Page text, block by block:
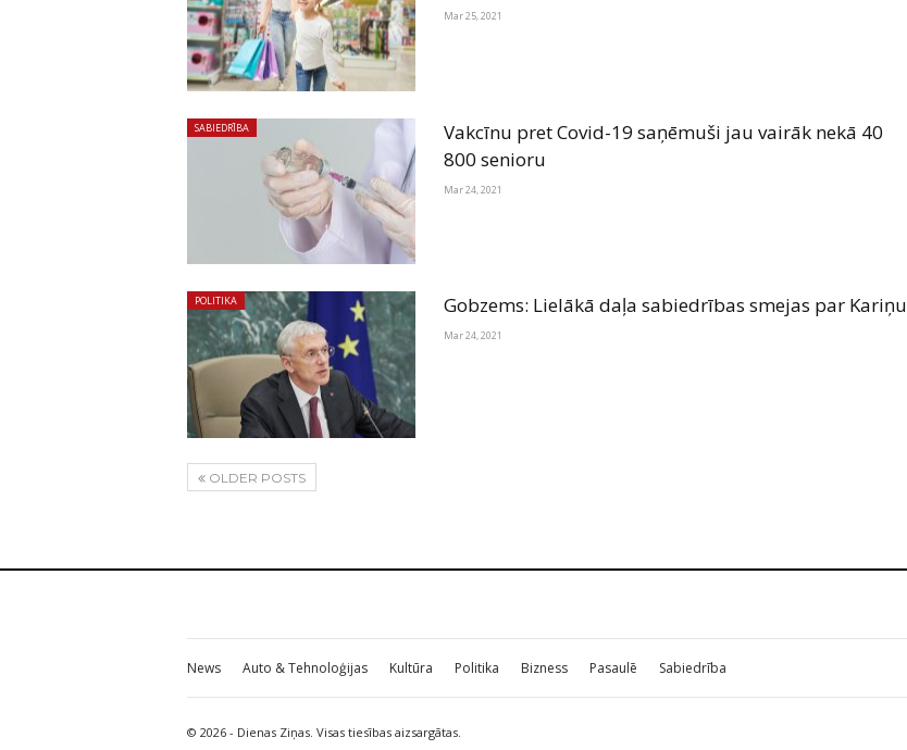
Mar 25, 2021
SABIEDRĪBA
Vakcīnu pret Covid-19 saņēmuši jau vairāk nekā 40
800 senioru
Mar 24, 2021
POLITIKA Gobzems: Lielākā daļa sabiedrības smejas par Kariņu
Mar 24, 2021
OLDER POSTS
News Auto & Tehnoloģijas Kultūra Politika Bizness Pasaulē Sabiedrība
© 2026 - Dienas Ziņas. Visas tiesības aizsargātas.